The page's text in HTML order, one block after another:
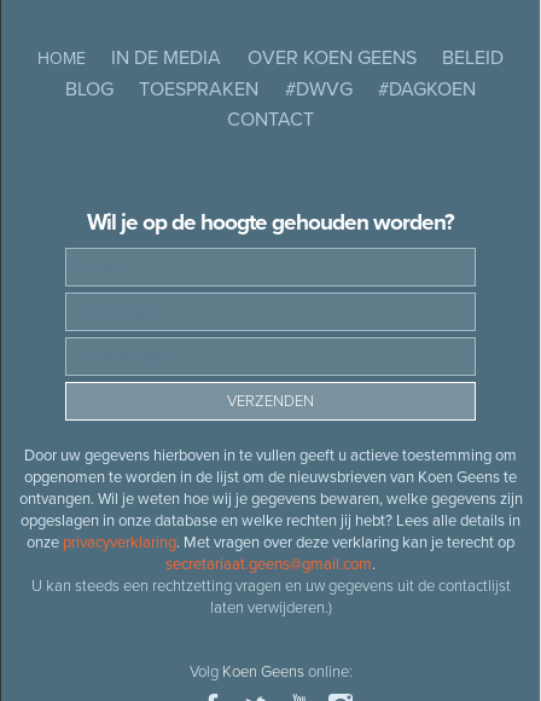
HOME IN DE MEDIA OVER KOEN GEENS
BELEID
BLOG
TOESPRAKEN #DWVG
#DAGKOEN
CONTACT
Wil je op de hoogte gehouden worden?
Door uw gegevens hierboven in te vullen geeft u actieve toestemming om
opgenomen te worden in de lijst om de nieuwsbrieven van Koen Geens te
ontvangen. Wil je weten hoe wij je gegevens bewaren, welke gegevens zijn
opgeslagen in onze database en welke rechten jij hebt? Lees alle details in
onze privacyverklaring. Met vragen over deze verklaring kan je terecht op
secretariaat.geens@gmail.com.
U kan steeds een rechtzetting vragen en uw gegevens uit de contactlijst
laten verwijderen.)
Volg Koen Geensonline: